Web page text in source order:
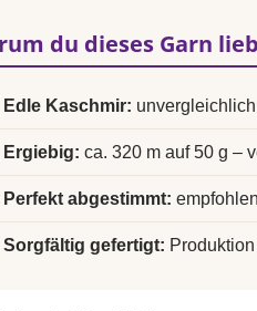
du dieses Garn
Edle Kaschmir:
Ergiebig: ca. 320 m auf 50 g –
Perfekt abgestimmt:
Sorgfältig gefertigt: